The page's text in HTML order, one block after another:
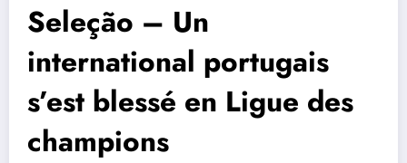
Seleção – Un
international portugais
s’est blessé en Ligue des
champions